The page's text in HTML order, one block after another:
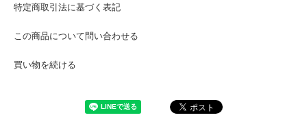
特定商取引法に基づく表記
この商品について問い合わせる
買い物を続ける